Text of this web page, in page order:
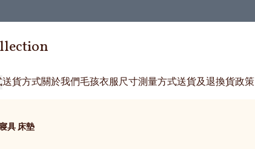
送貨方式關於我們毛孩衣服尺寸測量方式送貨及退換貨政策
具 床墊